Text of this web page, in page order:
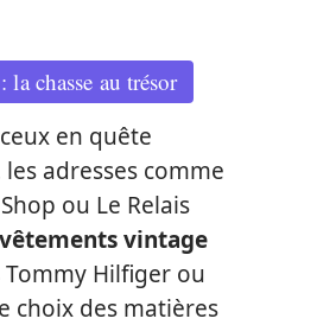
la chasse au trésor
en quête
adresses comme
ou Le Relais
vêtements vintage
Hilfiger ou
choix des matières